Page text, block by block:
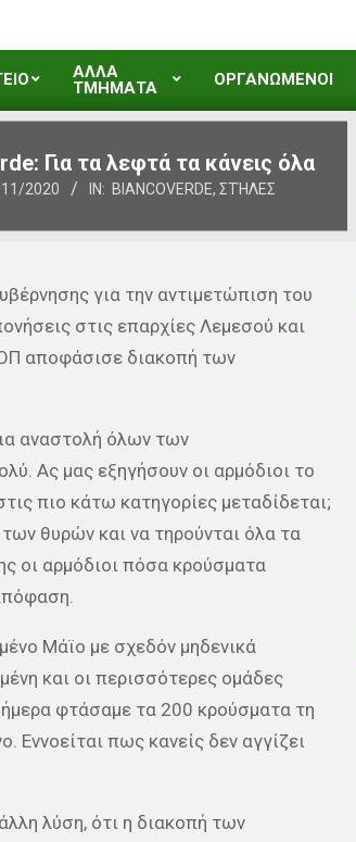
ΑΛΛΑ
ΤΜΗΜΑΤΑ
ΟΡΓΑΝΩΜΕΝΟΙ
Για τα λεφτά τα κάνεις όλα
2020 IN: BIANCOVERDE, ΣΤΉΛΕΣ
για την αντιμετώπιση του
στις επαρχίες Λεμεσού και
αποφάσισε διακοπή των
αναστολή όλων των
Ας μας εξηγήσουν οι αρμόδιοι το
πιο κάτω κατηγορίες μεταδίδεται;
θυρών και να τηρούνται όλα τα
οι αρμόδιοι πόσα κρούσματα
Μάϊο με σχεδόν μηδενικά
και οι περισσότερες ομάδες
φτάσαμε τα 200 κρούσματα τη
πως κανείς δεν αγγίζει
λύση, ότι η διακοπή των